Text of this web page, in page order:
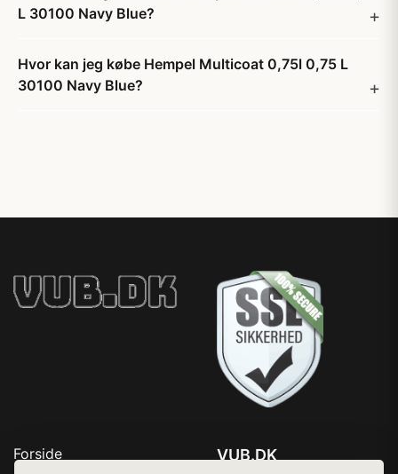
L 30100 Navy Blue?
Hvor kan jeg købe Hempel Multicoat 0,75l 0,75 L
30100 Navy Blue?
Forside
VUB.DK